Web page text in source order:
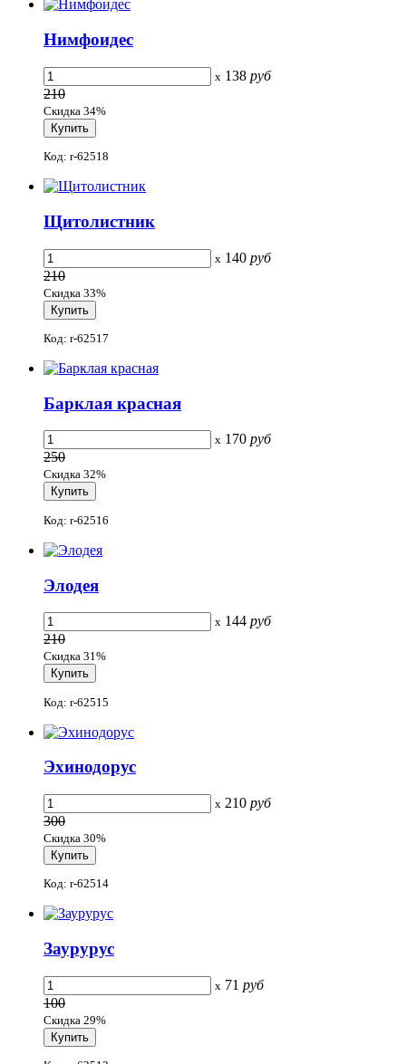
Нимфоидес
x 138 руб
210
Скидка 34%
Код: r-62518
Щитолистник
x 140 руб
210
Скидка 33%
Код: r-62517
Барклая красная
x 170 руб
250
Скидка 32%
Код: r-62516
Элодея
x 144 руб
210
Скидка 31%
Код: r-62515
Эхинодорус
x 210 руб
300
Скидка 30%
Код: r-62514
Заурурус
x 71 руб
100
Скидка 29%